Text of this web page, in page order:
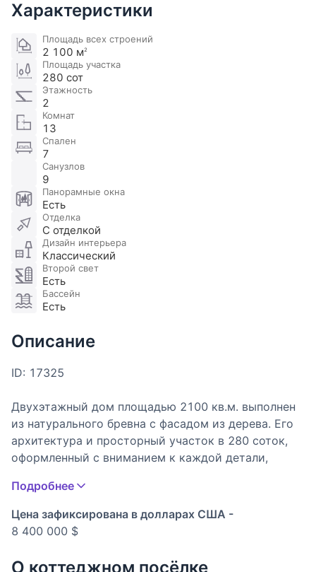
Характеристики
Площадь всех строений
2 100 м2
Площадь участка
280 сот
Этажность
2
Комнат
13
Спален
7
Санузлов
9
Панорамные окна
Есть
Отделка
С отделкой
Дизайн интерьера
Классический
Второй свет
Есть
Бассейн
Есть
Описание
ID: 17325
Двухэтажный дом площадью 2100 кв.м. выполнен
из натурального бревна с фасадом из дерева. Его
архитектура и просторный участок в 280 соток,
оформленный с вниманием к каждой детали,
Рельеф участка идеально ровный, а ландшафтный
дизайн превращает территорию в уютный лесной
парк, который будто создан для того, чтобы
Дизайнерская отделка «под ключ» с мебелью
Подробнее
Цена зафиксирована в долларах США -
8 400 000 $
О коттеджном посёлке